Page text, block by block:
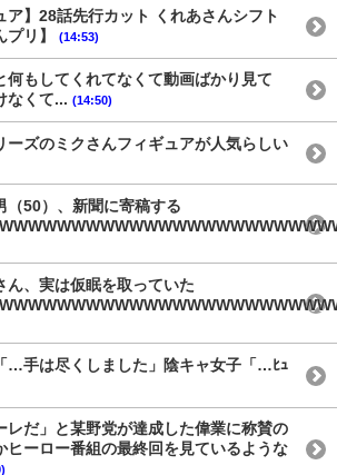
ア】28話先行カット くれあさんシフト
リ】
(14:53)
何もしてくれてなくて動画ばかり見て
なくて... (14:50)
ーズのミクさんフィギュアが人気らしい
（50）、新聞に寄稿する
ん、実は仮眠を取っていた
…手は尽くしました」陰キャ女子「…ﾋｭ
レだ」と某野党が達成した偉業に称賛の
ヒーロー番組の最終回を見ているような